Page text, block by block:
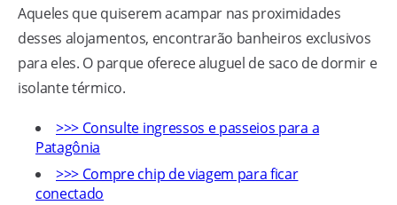
Aqueles que quiserem acampar nas proximidades
desses alojamentos, encontrarão banheiros exclusivos
para eles. O parque oferece aluguel de saco de dormir e
isolante térmico.
>>> Consulte ingressos e passeios para a
Patagônia
>>> Compre chip de viagem para ficar
conectado